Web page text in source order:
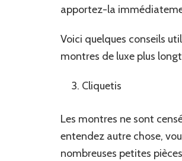
apportez-la
Voici quelques conseils
montres de luxe plus
Cliquetis
Les montres ne sont
entendez autre chose,
nombreuses petites